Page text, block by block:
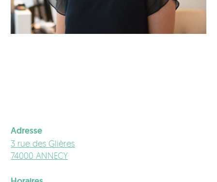
Adresse
3 rue des Glières
74000 ANNECY